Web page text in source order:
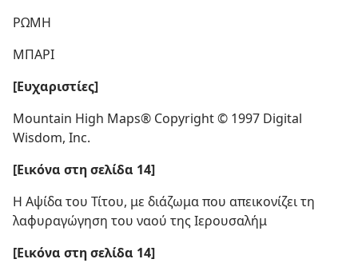
ΡΩΜΗ
ΜΠΑΡΙ
[Ευχαριστίες]
Mountain High Maps® Copyright © 1997 Digital
Wisdom, Inc.
[Εικόνα στη σελίδα 14]
Η Αψίδα του Τίτου, με διάζωμα που απεικονίζει τη
λαφυραγώγηση του ναού της Ιερουσαλήμ
[Εικόνα στη σελίδα 14]